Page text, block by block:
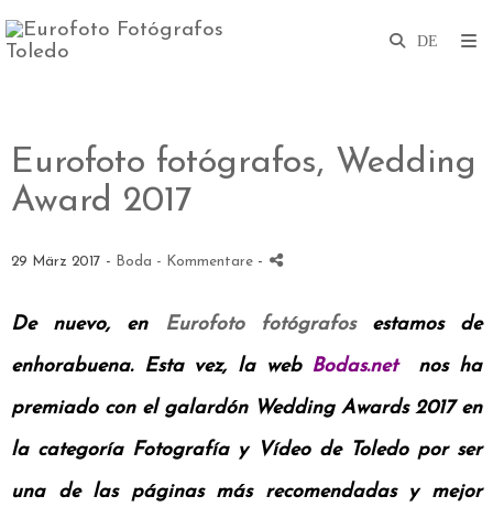
Eurofoto fotógrafos, Wedding
Award 2017
29 März 2017 - Boda - Kommentare -
De nuevo, en Eurofoto fotógrafos estamos de
enhorabuena. Esta vez, la web Bodas.netnos ha
premiado con el galardón Wedding Awards 2017 en
la categoría Fotografía y Vídeo de Toledo por ser
una de las páginas más recomendadas y mejor